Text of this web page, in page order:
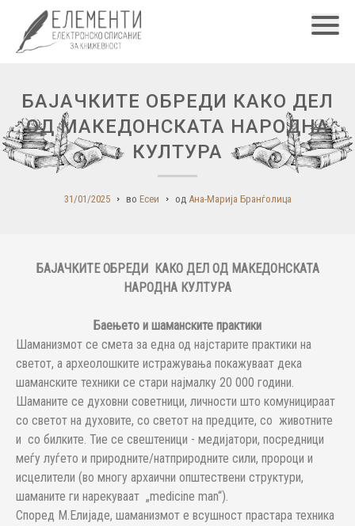
БAJAЧКИТЕ ОБРЕДИ КАКО ДЕЛ
ОД МАКЕДОНСКАТА НАРОДНА
КУЛТУРА
31/01/2025 во Есеи од Ана-Марија Бранѓолица
БAJAЧКИТЕ ОБРЕДИ КАКО ДЕЛ ОД МАКЕДОНСКАТА
НАРОДНА КУЛТУРА
Баењето и шаманските практики
Шаманизмот се смета за една од најстарите практики на
светот, а археолошките истражувања покажуваат дека
шаманските техники се стари најмалку 20 000 години.
Шаманите се духовни советници, личности што комуницираат
со светот на духовите, со светот на предците, со животните
и со билките. Тие се свештеници - медијатори, посредници
меѓу луѓето и природните/натприродните сили, пророци и
исцелители (во многу архаични општествени структури,
шаманите ги нарекуваат „medicine mаn“).
Според М.Елијаде, шаманизмот е всушност прастара техника